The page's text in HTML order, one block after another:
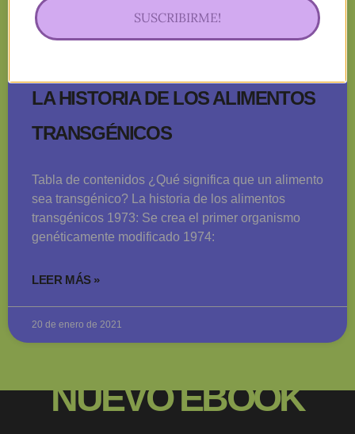
LA HISTORIA DE LOS ALIMENTOS
TRANSGÉNICOS
Tabla de contenidos ¿Qué significa que un alimento
sea transgénico? La historia de los alimentos
transgénicos 1973: Se crea el primer organismo
genéticamente modificado 1974:
LEER MÁS »
20 de enero de 2021
NUEVO EBOOK
SUSCRIBIRME!